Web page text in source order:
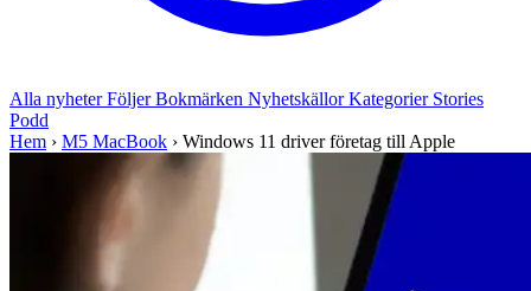
Alla nyheterFöljerBokmärken NyhetskällorKategorier Stories
Podd
Hem › M5 MacBook › Windows 11 driver företag till Apple